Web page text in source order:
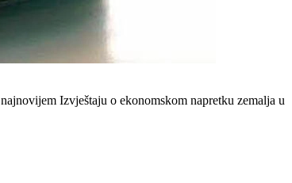
Izvještaju o ekonomskom napretku zemalja u